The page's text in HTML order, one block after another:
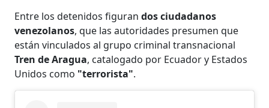
Entre los detenidos figurandos ciudadanos
venezolanos, que las autoridades presumen que
están vinculados al grupo criminal transnacional
Tren de Aragua, catalogado por Ecuador y Estados
Unidos como "terrorista".